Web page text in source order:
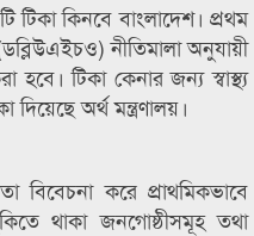
টিকা কিনবে বাংলাদেশ। প্রথম
নীতিমালা অনুযায়ী
টিকা কেনার জন্য স্বাস্থ্য
অর্থ মন্ত্রণালয়।
বিবেচনা করে প্রাথমিকভাবে
থাকা জনগোষ্ঠীসমূহ তথা